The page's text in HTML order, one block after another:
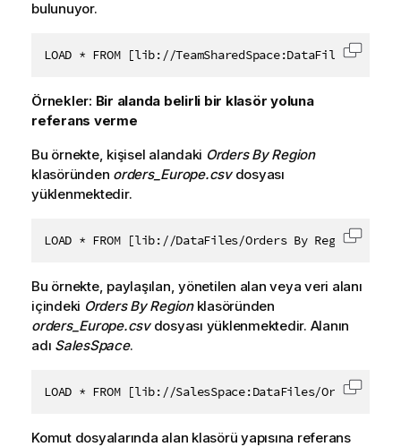
bulunuyor.
LOAD * FROM [lib://TeamSharedSpace:DataFiles/Kodu
Örnekler: Bir alanda belirli bir klasör yoluna
referans verme
Bu örnekte, kişisel alandaki Orders By Region
klasöründen orders_Europe.csvdosyası
yüklenmektedir.
LOAD * FROM [lib://DataFiles/Orders By Region/Kodu
Bu örnekte, paylaşılan yönetilen alan veya veri alanı
içindeki Orders By Regionklasöründen
orders_Europe.csvdosyası yüklenmektedir. Alanın
adı SalesSpace.
LOAD * FROM [lib://SalesSpace:DataFiles/Orders By
Kodu
Komut dosyalarında alan klasörü yapısına referans